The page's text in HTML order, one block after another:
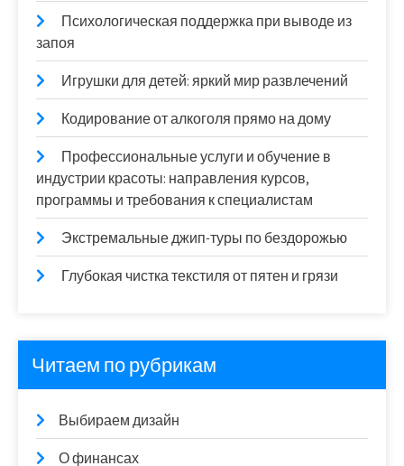
Психологическая поддержка при выводе из
запоя
Игрушки для детей: яркий мир развлечений
Кодирование от алкоголя прямо на дому
Профессиональные услуги и обучение в
индустрии красоты: направления курсов,
программы и требования к специалистам
Экстремальные джип-туры по бездорожью
Глубокая чистка текстиля от пятен и грязи
Читаем по рубрикам
Выбираем дизайн
О финансах